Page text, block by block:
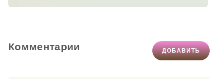
Комментарии ДОБАВИТЬ